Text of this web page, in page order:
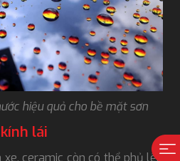
hiệu quả cho bề mặt sơn
lái
xe, ceramic còn có thể phủ lên